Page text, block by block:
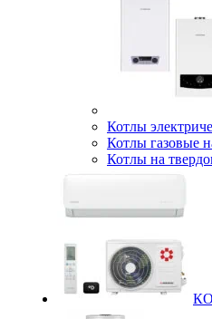
Котлы
Котлы газовые
Котлы на